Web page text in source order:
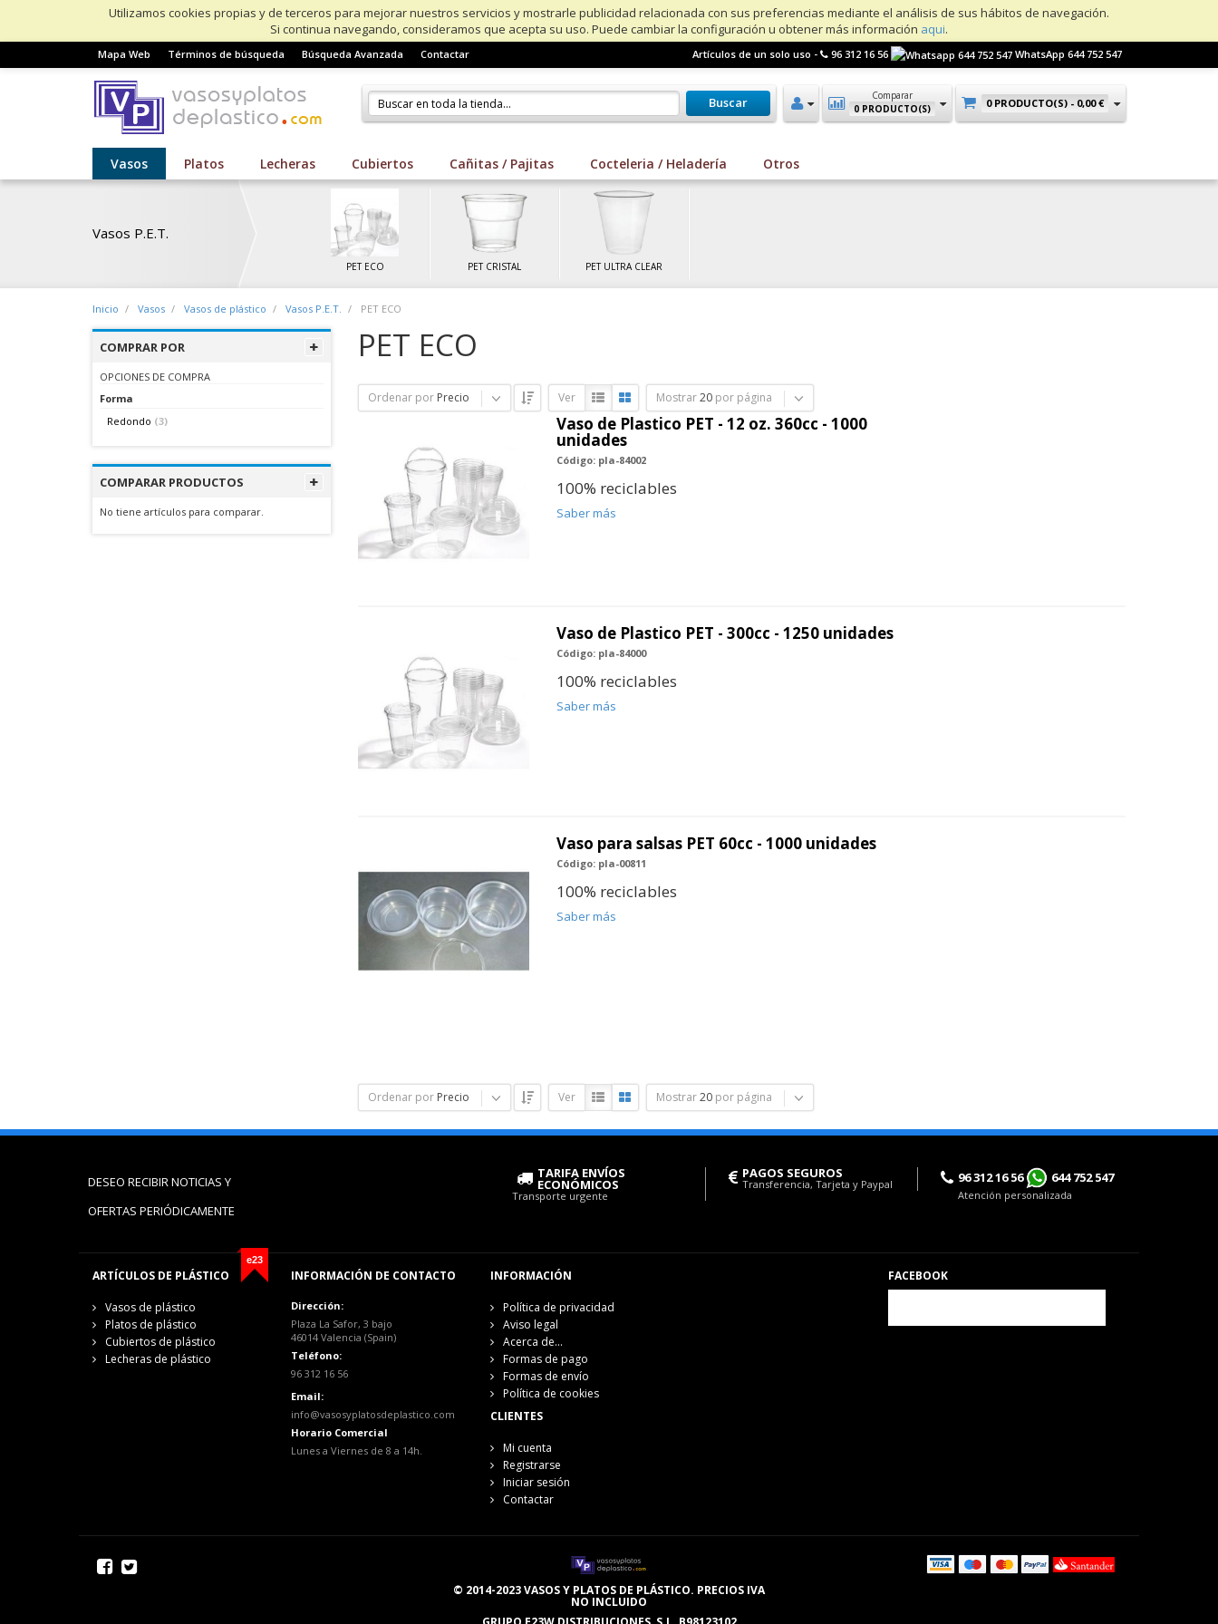
Utilizamos cookies propias y de terceros para mejorar nuestros servicios y mostrarle publicidad relacionada con sus preferencias mediante el análisis de sus hábitos de navegación.
Si continua navegando, consideramos que acepta su uso. Puede cambiar la configuración u obtener más información aqui.
Mapa Web Términos de búsqueda Búsqueda Avanzada Contactar Artículos de un solo uso - 96 312 16 56 WhatsApp 644 752 547
0 PRODUCTO(S) - 0,00 €
Comparar
0 PRODUCTO(S)
Buscar
Vasos Platos Lecheras Cubiertos Cañitas / Pajitas Cocteleria / Heladería Otros
Vasos P.E.T.
PET ECO PET CRISTAL PET ULTRA CLEAR
Inicio Vasos Vasos de plástico Vasos P.E.T. PET ECO
COMPRAR POR
OPCIONES DE COMPRA
Forma
Redondo (3)
COMPARAR PRODUCTOS
No tiene artículos para comparar.
PET ECO
Ordenar por Precio Ver Mostrar 20 por página
Vaso de Plastico PET - 12 oz. 360cc - 1000
unidades
Código: pla-84002
100% reciclables
Saber más
Vaso de Plastico PET - 300cc - 1250 unidades
Código: pla-84000
100% reciclables
Saber más
Vaso para salsas PET 60cc - 1000 unidades
Código: pla-00811
100% reciclables
Saber más
Ordenar por Precio Ver Mostrar 20 por página
DESEO RECIBIR NOTICIAS Y
OFERTAS PERIÓDICAMENTE
TARIFA ENVÍOS
ECONÓMICOS
Transporte urgente
PAGOS SEGUROS
Transferencia, Tarjeta y Paypal 96 312 16 56 644 752 547
Atención personalizada
e23
ARTÍCULOS DE PLÁSTICO
Vasos de plástico
Platos de plástico
Cubiertos de plástico
Lecheras de plástico
INFORMACIÓN DE CONTACTO
Dirección:
Plaza La Safor, 3 bajo
46014 Valencia (Spain)
Teléfono:
96 312 16 56
Email:
info@vasosyplatosdeplastico.com
Horario Comercial
Lunes a Viernes de 8 a 14h.
INFORMACIÓN
Política de privacidad
Aviso legal
Acerca de...
Formas de pago
Formas de envío
Política de cookies
CLIENTES
Mi cuenta
Registrarse
Iniciar sesión
Contactar
FACEBOOK
© 2014-2023 VASOS Y PLATOS DE PLÁSTICO. PRECIOS IVA
NO INCLUIDO